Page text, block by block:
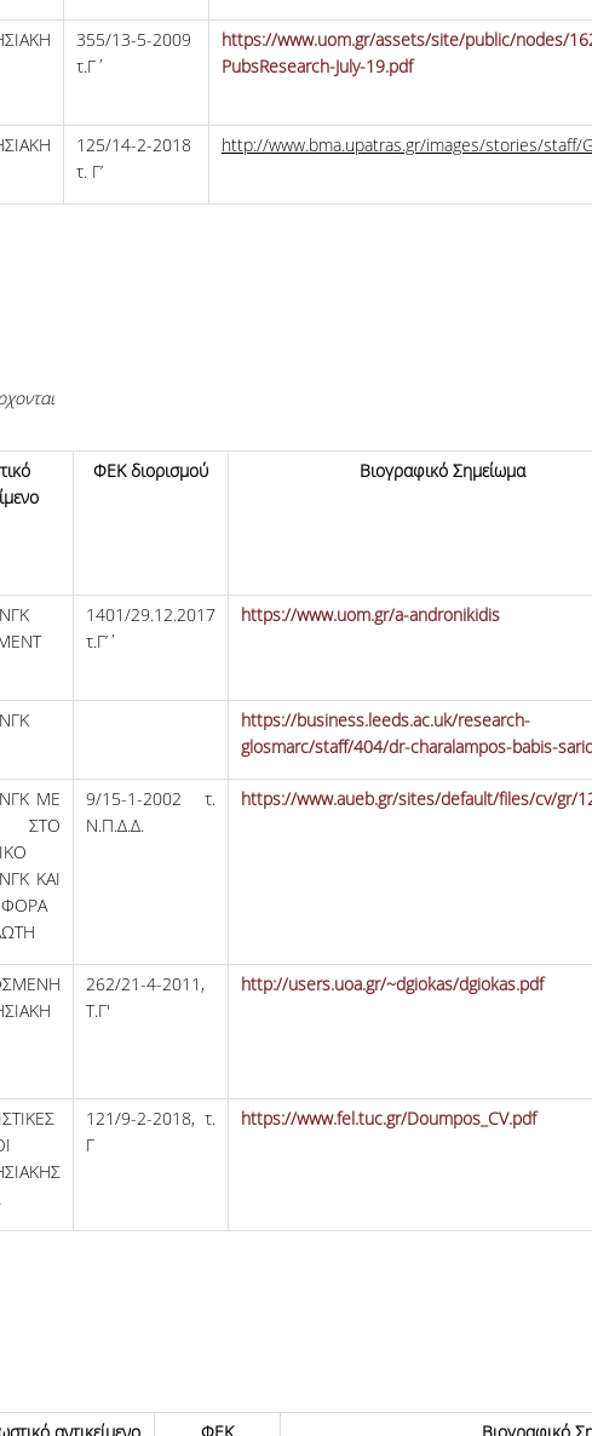
355/13-5-2009
τ.Γ΄
https://www.uom.gr/assets/site/public/nodes/
PubsResearch-July-19.pdf
125/14-2-2018
τ. Γ’
http://www.bma.upatras.gr/images/stories/staff/
ΦΕΚ διορισμού Βιογραφικό Σημείωμα
1401/29.12.2017
τ.Γ’΄
https://www.uom.gr/a-andronikidis
https://business.leeds.ac.uk/research-
glosmarc/staff/404/dr-charalampos-babis-
ΜΕ
ΣΤΟ
ΚΑΙ
9/15-1-2002 τ.
Ν.Π.Δ.Δ.
https://www.aueb.gr/sites/default/files/cv/gr/
262/21-4-2011,
Τ.Γ'
http://users.uoa.gr/~dgiokas/dgiokas.pdf
121/9-2-2018, τ.
Γ
https://www.fel.tuc.gr/Doumpos_CV.pdf